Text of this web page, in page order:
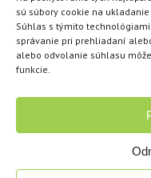
sú súbory cookie na
Súhlas s týmito
správanie pri prehliadaní
alebo odvolanie súhlasu
funkcie.